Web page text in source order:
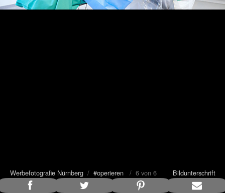
Werbefotografie Nürnberg/ #operieren/ 6 von 6 Bildunterschrift
anzeigen